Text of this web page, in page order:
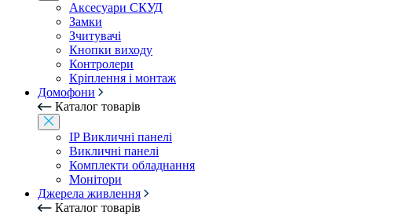
Аксесуари СКУД
Замки
Зчитувачі
Кнопки виходу
Контролери
Кріплення і монтаж
Домофони
Каталог товарів
IP Викличні панелі
Викличні панелі
Комплекти обладнання
Монітори
Джерела живлення
Каталог товарів